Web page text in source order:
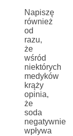
Napiszę
również
od
razu,
że
wśród
niektórych
medyków
krąży
opinia,
że
soda
negatywnie
wpływa